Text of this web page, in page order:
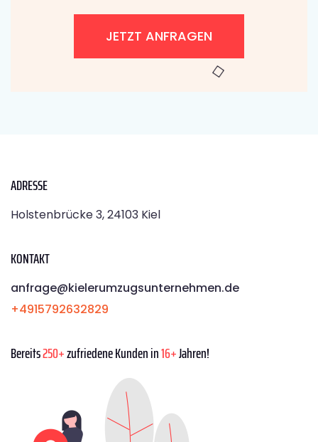
JETZT ANFRAGEN
ADRESSE
Holstenbrücke 3, 24103 Kiel
KONTAKT
anfrage@kielerumzugsunternehmen.de
+4915792632829
Bereits250+zufriedene Kunden in16+Jahren!